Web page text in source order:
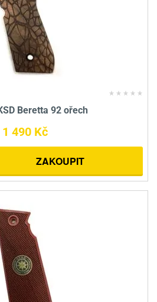
Beretta 92 ořech
1 490 Kč
ZAKOUPIT